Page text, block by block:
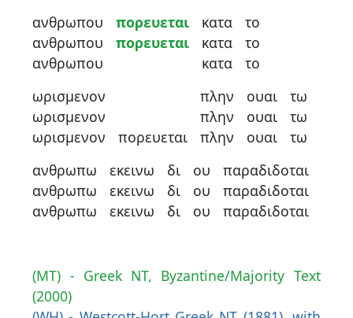
ανθρωπου
ανθρωπου
ανθρωπου
πορευεται
πορευεται
κατα
κατα
κατα
το
το
το
ωρισμενον
ωρισμενον
ωρισμενον
πορευεται
πλην
πλην
πλην
ουαι
ουαι
ουαι
τω
τω
τω
ανθρωπω
ανθρωπω
ανθρωπω
εκεινω
εκεινω
εκεινω
δι
δι
δι
ου
ου
ου
παραδιδοται
παραδιδοται
παραδιδοται
(MT) - Greek NT, Byzantine/Majority Text
(2000)